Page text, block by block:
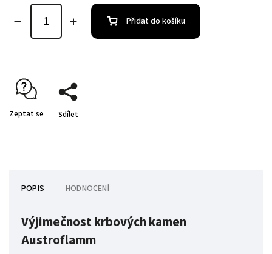
Přidat do košíku
Zeptat se Sdílet
POPIS HODNOCENÍ
Výjimečnost krbových kamen
Austroflamm